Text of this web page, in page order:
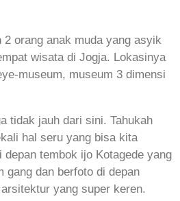
2 orang anak muda yang asyik
wisata di Jogja. Lokasinya
museum, museum 3 dimensi
tidak jauh dari sini. Tahukah
hal seru yang bisa kita
tembok ijo Kotagede yang
gang dan berfoto di depan
yang super keren.